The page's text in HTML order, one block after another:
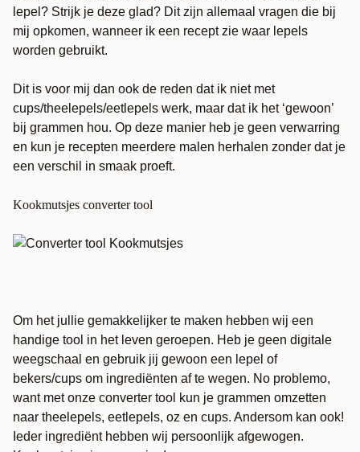
lepel? Strijk je deze glad? Dit zijn allemaal vragen die bij
mij opkomen, wanneer ik een recept zie waar lepels
worden gebruikt.
Dit is voor mij dan ook de reden dat ik niet met
cups/theelepels/eetlepels werk, maar dat ik het ‘gewoon’
bij grammen hou. Op deze manier heb je geen verwarring
en kun je recepten meerdere malen herhalen zonder dat je
een verschil in smaak proeft.
Kookmutsjes converter tool
Om het jullie gemakkelijker te maken hebben wij een
handige tool in het leven geroepen. Heb je geen digitale
weegschaal en gebruik jij gewoon een lepel of
bekers/cups om ingrediënten af te wegen. No problemo,
want met onze converter tool kun je grammen omzetten
naar theelepels, eetlepels, oz en cups. Andersom kan ook!
Ieder ingrediënt hebben wij persoonlijk afgewogen.